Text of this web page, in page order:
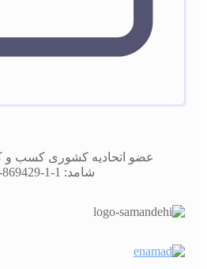
عضو اتحادیه کشوری کسب و
شامد: 1-1-869429-65-0-1